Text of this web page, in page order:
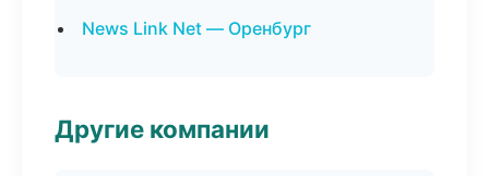
News Link Net — Оренбург
Другие компании